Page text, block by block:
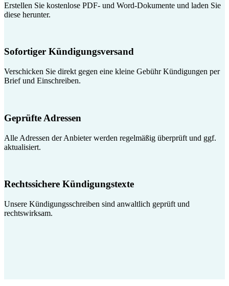
Erstellen Sie kostenlose PDF- und Word-Dokumente und laden Sie
diese herunter.
Sofortiger Kündigungsversand
Verschicken Sie direkt gegen eine kleine Gebühr Kündigungen per
Brief und Einschreiben.
Geprüfte Adressen
Alle Adressen der Anbieter werden regelmäßig überprüft und ggf.
aktualisiert.
Rechtssichere Kündigungstexte
Unsere Kündigungsschreiben sind anwaltlich geprüft und
rechtswirksam.